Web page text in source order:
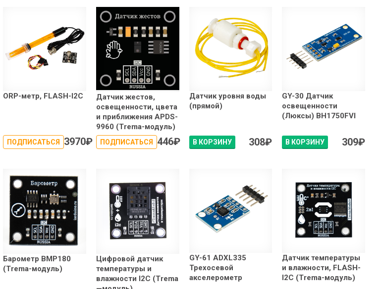
ORP-метр, FLASH-I2C
ПОДПИСАТЬСЯ 3970₽
Датчик жестов,
освещенности, цвета
и приближения APDS-
9960 (Trema-модуль)
ПОДПИСАТЬСЯ 446₽
Датчик уровня воды
(прямой)
В КОРЗИНУ 308₽
GY-30 Датчик
освещенности
(Люксы) BH1750FVI
В КОРЗИНУ 309₽
Барометр BMP180
(Trema-модуль)
Цифровой датчик
температуры и
влажности I2C (Trema
GY-61 ADXL335
Трехосевой
акселерометр
Датчик температуры
и влажности, FLASH-
I2C (Trema-модуль)